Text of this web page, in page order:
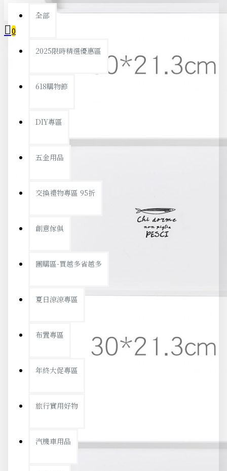
全部
2025限時精選優惠區
618購物節
DIY專區
五金用品
交換禮物專區 95折
創意傢俱
團購區-買越多省越多
夏日涼涼專區
布置專區
年終大促專區
旅行實用好物
汽機車用品
0
您的購物車內沒有商品！